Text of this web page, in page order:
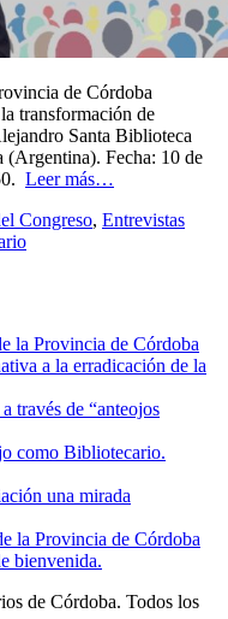
de Córdoba
transformación de
Santa Biblioteca
(Argentina). Fecha: 10 de
Leer más…
Congreso, Entrevistas
la Provincia de Córdoba
a la erradicación de la
través de “anteojos
como Bibliotecario.
una mirada
la Provincia de Córdoba
bienvenida.
de Córdoba. Todos los